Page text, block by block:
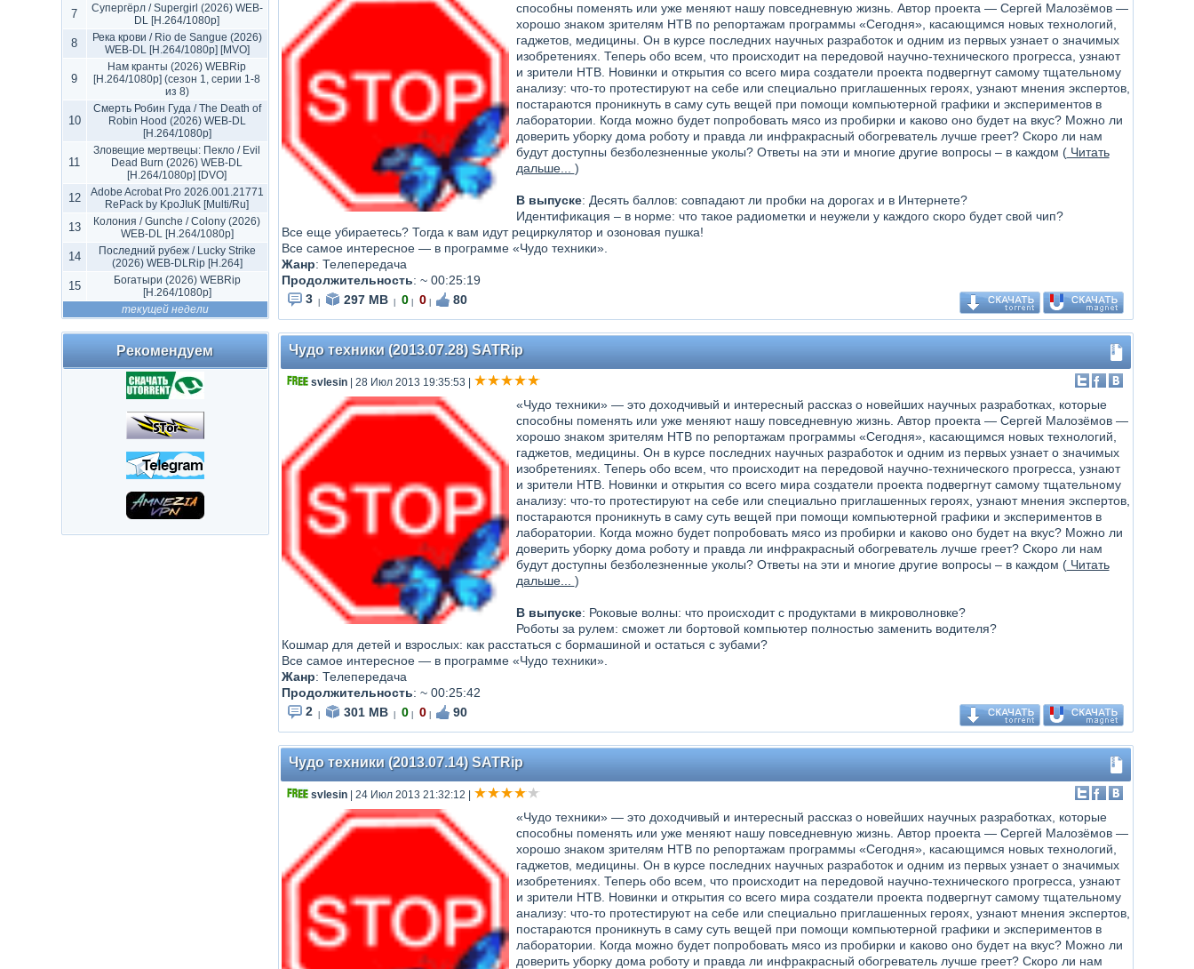
7
Супергёрл / Supergirl (2026) WEB-
DL [H.264/1080p]
8
Река крови / Rio de Sangue (2026)
WEB-DL [H.264/1080p] [MVO]
9
Нам кранты (2026) WEBRip
[H.264/1080p] (сезон 1, серии 1-8
из 8)
10
Смерть Робин Гуда / The Death of
Robin Hood (2026) WEB-DL
[H.264/1080p]
11
Зловещие мертвецы: Пекло / Evil
Dead Burn (2026) WEB-DL
[H.264/1080p] [DVO]
12
Adobe Acrobat Pro 2026.001.21771
RePack by KpoJIuK [Multi/Ru]
13
Колония / Gunche / Colony (2026)
WEB-DL [H.264/1080p]
14
Последний рубеж / Lucky Strike
(2026) WEB-DLRip [H.264]
15
Богатыри (2026) WEBRip
[H.264/1080p]
текущей недели
Рекомендуем
способны поменять или уже меняют нашу повседневную жизнь. Автор проекта — Сергей Малозёмов —
хорошо знаком зрителям НТВ по репортажам программы «Сегодня», касающимся новых технологий,
гаджетов, медицины. Он в курсе последних научных разработок и одним из первых узнает о значимых
изобретениях. Теперь обо всем, что происходит на передовой научно-технического прогресса, узнают
и зрители НТВ. Новинки и открытия со всего мира создатели проекта подвергнут самому тщательному
анализу: что-то протестируют на себе или специально приглашенных героях, узнают мнения экспертов,
постараются проникнуть в саму суть вещей при помощи компьютерной графики и экспериментов в
лаборатории. Когда можно будет попробовать мясо из пробирки и каково оно будет на вкус? Можно ли
доверить уборку дома роботу и правда ли инфракрасный обогреватель лучше греет? Скоро ли нам
будут доступны безболезненные уколы? Ответы на эти и многие другие вопросы – в каждом (Читать
дальше... )
В выпуске: Десять баллов: совпадают ли пробки на дорогах и в Интернете?
Идентификация – в норме: что такое радиометки и неужели у каждого скоро будет свой чип?
Все еще убираетесь? Тогда к вам идут рециркулятор и озоновая пушка!
Все самое интересное — в программе «Чудо техники».
Жанр: Телепередача
Продолжительность: ~ 00:25:19
3
297 MB 0 0 80
Чудо техники (2013.07.28) SATRip
svlesin| 28 Июл 2013 19:35:53
«Чудо техники» — это доходчивый и интересный рассказ о новейших научных разработках, которые
способны поменять или уже меняют нашу повседневную жизнь. Автор проекта — Сергей Малозёмов —
хорошо знаком зрителям НТВ по репортажам программы «Сегодня», касающимся новых технологий,
гаджетов, медицины. Он в курсе последних научных разработок и одним из первых узнает о значимых
изобретениях. Теперь обо всем, что происходит на передовой научно-технического прогресса, узнают
и зрители НТВ. Новинки и открытия со всего мира создатели проекта подвергнут самому тщательному
анализу: что-то протестируют на себе или специально приглашенных героях, узнают мнения экспертов,
постараются проникнуть в саму суть вещей при помощи компьютерной графики и экспериментов в
лаборатории. Когда можно будет попробовать мясо из пробирки и каково оно будет на вкус? Можно ли
доверить уборку дома роботу и правда ли инфракрасный обогреватель лучше греет? Скоро ли нам
будут доступны безболезненные уколы? Ответы на эти и многие другие вопросы – в каждом (Читать
дальше... )
В выпуске: Роковые волны: что происходит с продуктами в микроволновке?
Роботы за рулем: сможет ли бортовой компьютер полностью заменить водителя?
Кошмар для детей и взрослых: как расстаться с бормашиной и остаться с зубами?
Все самое интересное — в программе «Чудо техники».
Жанр: Телепередача
Продолжительность: ~ 00:25:42
2
301 MB 0 0 90
Чудо техники (2013.07.14) SATRip
svlesin| 24 Июл 2013 21:32:12
«Чудо техники» — это доходчивый и интересный рассказ о новейших научных разработках, которые
способны поменять или уже меняют нашу повседневную жизнь. Автор проекта — Сергей Малозёмов —
хорошо знаком зрителям НТВ по репортажам программы «Сегодня», касающимся новых технологий,
гаджетов, медицины. Он в курсе последних научных разработок и одним из первых узнает о значимых
изобретениях. Теперь обо всем, что происходит на передовой научно-технического прогресса, узнают
и зрители НТВ. Новинки и открытия со всего мира создатели проекта подвергнут самому тщательному
анализу: что-то протестируют на себе или специально приглашенных героях, узнают мнения экспертов,
постараются проникнуть в саму суть вещей при помощи компьютерной графики и экспериментов в
лаборатории. Когда можно будет попробовать мясо из пробирки и каково оно будет на вкус? Можно ли
доверить уборку дома роботу и правда ли инфракрасный обогреватель лучше греет? Скоро ли нам